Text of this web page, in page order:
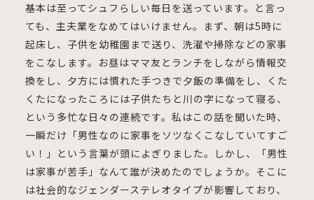
基本は至ってシュフらしい毎日を送っています。と言っ
ても、主夫業をなめてはいけません。まず、朝は5時に
起床し、子供を幼稚園まで送り、洗濯や掃除などの家事
をこなします。お昼はママ友とランチをしながら情報交
換をし、夕方には慣れた手つきで夕飯の準備をし、くた
くたになったころには子供たちと川の字になって寝る、
という多忙な日々の連続です。私はこの話を聞いた時、
一瞬だけ「男性なのに家事をソツなくこなしていてすご
い！」という言葉が頭によぎりました。しかし、「男性
は家事が苦手」なんて誰が決めたのでしょうか。そこに
は社会的なジェンダーステレオタイプが影響しており、